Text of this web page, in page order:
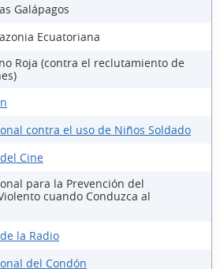
Galápagos
Ecuatoriana
Roja (contra el reclutamiento de
contra el uso de Niños Soldado
Cine
para la Prevención del
cuando Conduzca al
la Radio
del Condón